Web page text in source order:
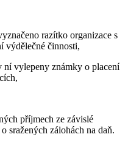
razítko organizace s
výdělečné činnosti,
vylepeny známky o placení
příjmech ze závislé
sražených zálohách na daň.